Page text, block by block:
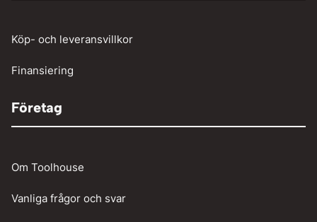
Vinschar
Köp- och leveransvillkor
Finansiering
Företag
Om Toolhouse
Vanliga frågor och svar